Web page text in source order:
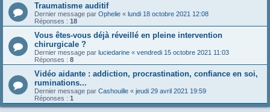
Traumatisme auditif
Dernier message par Ophelie « lundi 18 octobre 2021 12:08
Réponses : 18
Vous êtes-vous déjà réveillé en pleine intervention
chirurgicale ?
Dernier message par luciedarine « vendredi 15 octobre 2021 11:03
Réponses : 8
Vidéo aidante : addiction, procrastination, confiance en soi,
ruminations...
Dernier message par Cashouille « jeudi 29 avril 2021 19:59
Réponses : 1